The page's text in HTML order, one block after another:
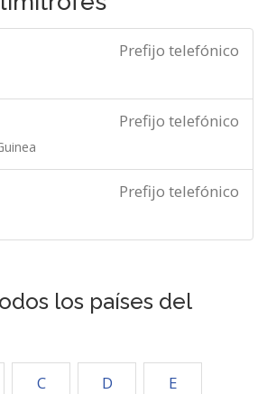
Prefijo telefónico
Prefijo telefónico
Prefijo telefónico
los países del
C D E